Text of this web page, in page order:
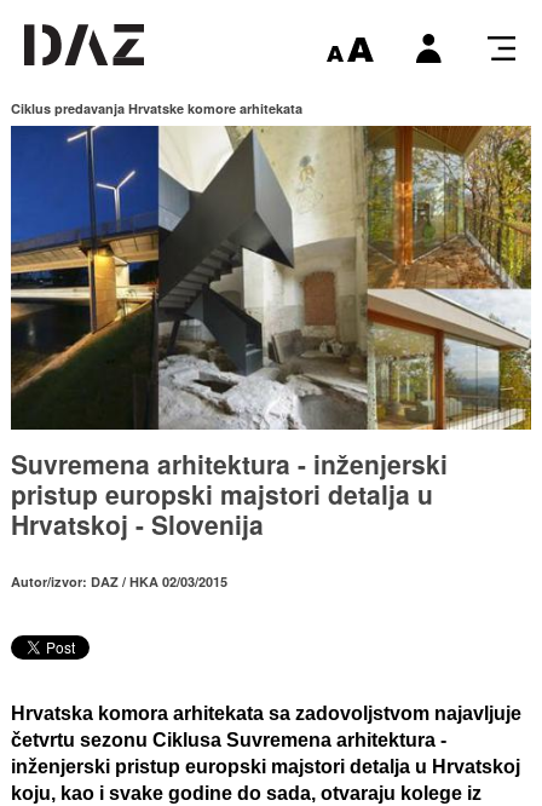
Ciklus predavanja Hrvatske komore arhitekata
Suvremena arhitektura - inženjerski
pristup europski majstori detalja u
Hrvatskoj - Slovenija
Autor/izvor: DAZ / HKA 02/03/2015
Hrvatska komora arhitekata sa zadovoljstvom najavljuje
četvrtu sezonu Ciklusa Suvremena arhitektura -
inženjerski pristup europski majstori detalja u Hrvatskoj
koju, kao i svake godine do sada, otvaraju kolege iz